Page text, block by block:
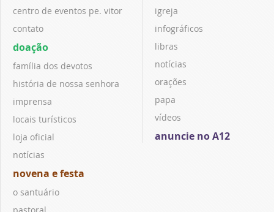
centro de eventos pe. vitor
contato
doação
família dos devotos
história de nossa senhora
imprensa
locais turísticos
loja oficial
notícias
novena e festa
o santuário
igreja
infográficos
libras
notícias
orações
papa
vídeos
anuncie no A12